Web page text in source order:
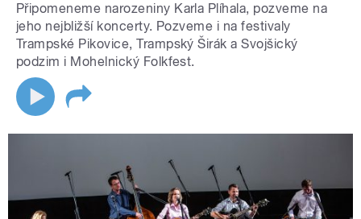
Připomeneme narozeniny Karla Plíhala, pozveme na
jeho nejbližší koncerty. Pozveme i na festivaly
Trampské Pikovice, Trampský Širák a Svojšický
podzim i Mohelnický Folkfest.